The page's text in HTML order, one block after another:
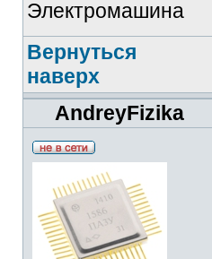
Электромашина
Вернуться
наверх
AndreyFizika